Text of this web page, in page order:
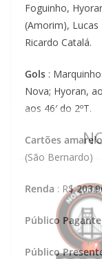
Foguinho,
(Amorim), Lucas
Ricardo Catalá.
Gols :
Nova; Hyoran,
aos 46′ do 2ºT.
Cartões
(São Bernardo)
Renda : R$
Público
Público